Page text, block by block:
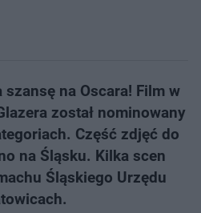
na Oscara! Film w
został nominowany
Część zdjęć do
na Śląsku. Kilka scen
Śląskiego Urzędu